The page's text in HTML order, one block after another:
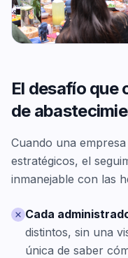
El desafío que
de
Cuando una
estratégicos, el
inmanejable con las
Cada
distintos, sin una
única de saber